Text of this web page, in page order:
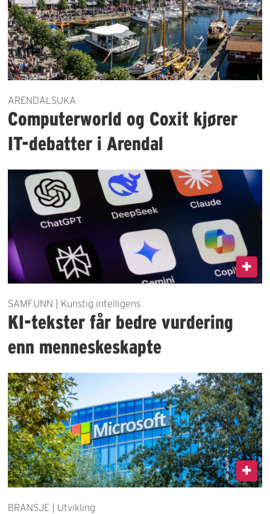
ARENDALSUKA
Computerworld og Coxit kjører
IT-debatter i Arendal
SAMFUNN | Kunstig intelligens
KI-tekster får bedre vurdering
enn menneskeskapte
BRANSJE | Utvikling